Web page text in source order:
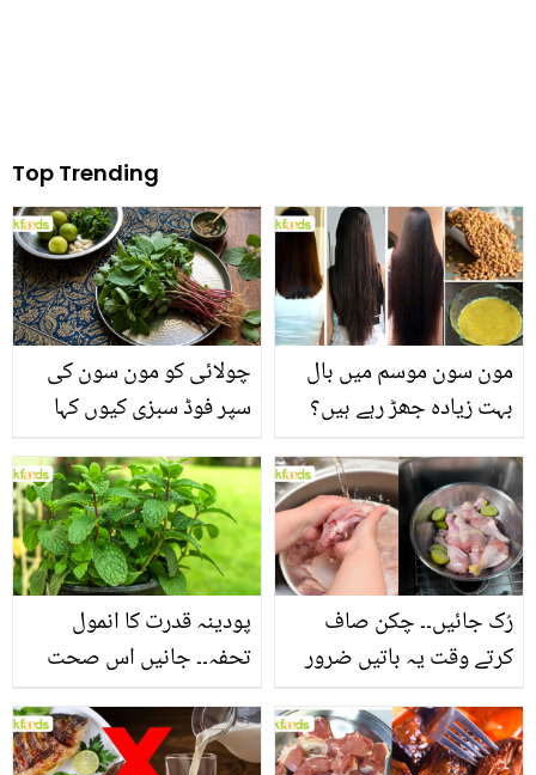
Top Trending
چولائی کو مون سون کی
سپر فوڈ سبزی کیوں کہا
منرلز اور اینٹی آکسیڈنٹس
سے بھرپور اس سبزی کے
فائدے
مون سون موسم میں بال
بہت زیادہ جھڑ رہے ہیں؟
بنانے کے چند قدرتی طریقے
پودینہ قدرت کا انمول
تحفہ۔۔ جانیں اس صحت
انگیز طبی فوائد
رُک جائیں۔۔ چکن صاف
کرتے وقت یہ باتیں ضرور